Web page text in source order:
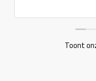
Toont